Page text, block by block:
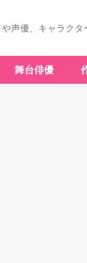
や声優、キャラク
舞台俳優